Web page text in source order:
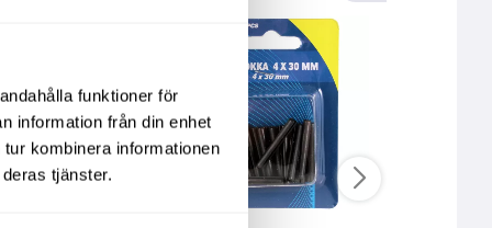
funktioner för
information från din enhet
kombinera informationen
tjänster.